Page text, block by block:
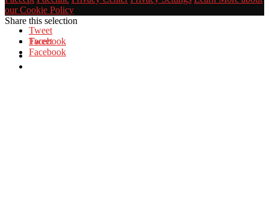
our Cookie Policy
Tweet
Facebook
Share this selection
Tweet
Facebook